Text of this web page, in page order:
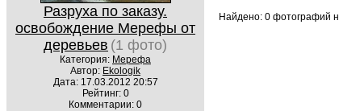
Разруха по заказу.
освобождение Мерефы от
деревьев (1 фото)
Категория: Мерефа
Автор: Ekologik
Дата: 17.03.2012 20:57
Рейтинг: 0
Комментарии: 0
Найдено: 0 фотографий